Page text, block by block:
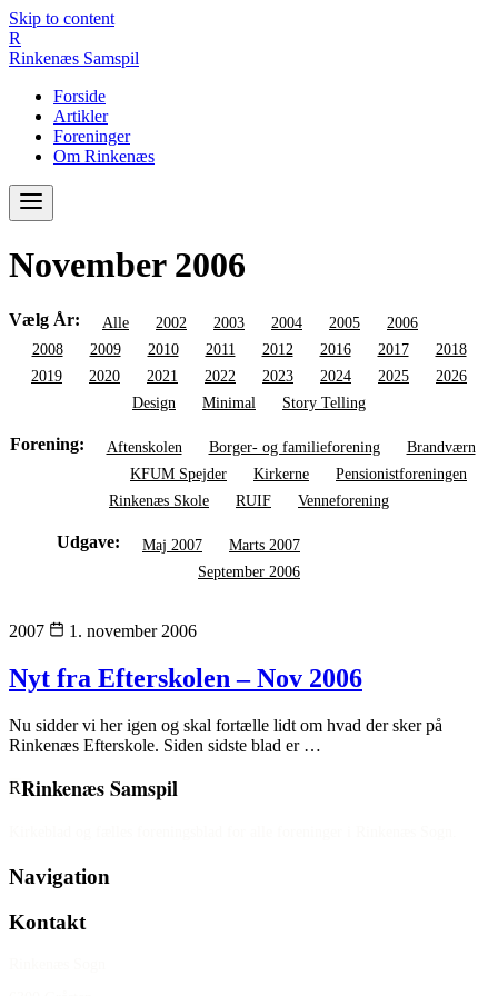
Skip to content
R
Rinkenæs Samspil
Forside
Artikler
Foreninger
Om Rinkenæs
November 2006
Vælg År: Alle 2002 2003 2004 2005 2006
2008
2009 2010 2011 2012 2016 2017
2018
2019
2020 2021 2022 2023 2024 2025
2026
Design
Minimal Story Telling
Forening: Aftenskolen Borger- og familieforening
Brandværn
KFUM Spejder Kirkerne
Pensionistforeningen
Rinkenæs Skole
RUIF Venneforening
Udgave: Maj 2007 Marts 2007
September 2006
2007 1. november 2006
Nyt fra Efterskolen – Nov 2006
Nu sidder vi her igen og skal fortælle lidt om hvad der sker på
Rinkenæs Efterskole. Siden sidste blad er …
RRinkenæs Samspil
Navigation
Kontakt